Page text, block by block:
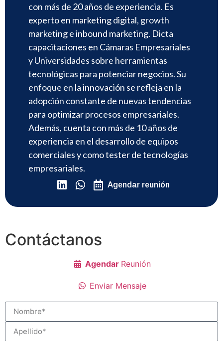
con más de 20 años de experiencia. Es
experto en marketing digital, growth
marketing e inbound marketing. Dicta
capacitaciones en Cámaras Empresariales
y Universidades sobre herramientas
tecnológicas para potenciar negocios. Su
enfoque en la innovación se refleja en la
adopción constante de nuevas tendencias
para optimizar procesos empresariales.
Además, cuenta con más de 10 años de
experiencia en el desarrollo de equipos
comerciales y como tester de tecnologías
empresariales.
Agendar reunión
Contáctanos
Agendar Reunión
Enviar Mensaje